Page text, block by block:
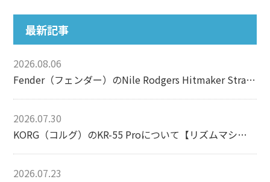
最新記事
2026.08.06
Fender（フェンダー）のNile Rodgers Hitmaker Stratocasterについて【エレキギター】
2026.07.30
KORG（コルグ）のKR-55 Proについて【リズムマシン】
2026.07.23